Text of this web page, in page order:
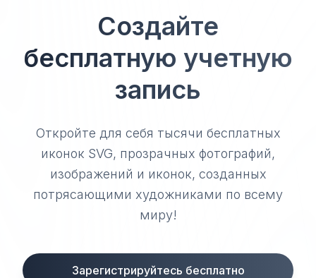
Создайте
бесплатную учетную
запись
Откройте для себя тысячи бесплатных
иконок SVG, прозрачных фотографий,
изображений и иконок, созданных
потрясающими художниками по всему
миру!
Зарегистрируйтесь бесплатно